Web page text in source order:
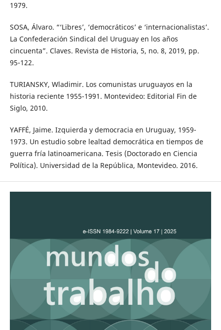
1979.
SOSA, Álvaro. “‘Libres’, ‘democráticos’ e ‘internacionalistas’.
La Confederación Sindical del Uruguay en los años
cincuenta”. Claves. Revista de Historia, 5, no. 8, 2019, pp.
95-122.
TURIANSKY, Wladimir. Los comunistas uruguayos en la
historia reciente 1955-1991. Montevideo: Editorial Fin de
Siglo, 2010.
YAFFÉ, Jaime. Izquierda y democracia en Uruguay, 1959-
1973. Un estudio sobre lealtad democrática en tiempos de
guerra fría latinoamericana. Tesis (Doctorado en Ciencia
Política). Universidad de la República, Montevideo. 2016.